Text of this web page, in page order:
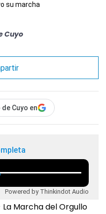
su marcha
Cuyo
Cuyo en
Powered by Thinkindot Audio
Marcha del Orgullo